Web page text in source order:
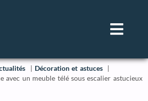
Décoration et astuces
avec un meuble télé sous escalier astucieux